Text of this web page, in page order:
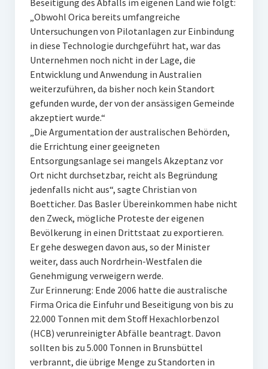
Beseitigung des Abfalls im eigenen Land wie folgt:
„Obwohl Orica bereits umfangreiche
Untersuchungen von Pilotanlagen zur Einbindung
in diese Technologie durchgeführt hat, war das
Unternehmen noch nicht in der Lage, die
Entwicklung und Anwendung in Australien
weiterzuführen, da bisher noch kein Standort
gefunden wurde, der von der ansässigen Gemeinde
akzeptiert wurde.“
„Die Argumentation der australischen Behörden,
die Errichtung einer geeigneten
Entsorgungsanlage sei mangels Akzeptanz vor
Ort nicht durchsetzbar, reicht als Begründung
jedenfalls nicht aus“, sagte Christian von
Boetticher. Das Basler Übereinkommen habe nicht
den Zweck, mögliche Proteste der eigenen
Bevölkerung in einen Drittstaat zu exportieren.
Er gehe deswegen davon aus, so der Minister
weiter, dass auch Nordrhein-Westfalen die
Genehmigung verweigern werde.
Zur Erinnerung: Ende 2006 hatte die australische
Firma Orica die Einfuhr und Beseitigung von bis zu
22.000 Tonnen mit dem Stoff Hexachlorbenzol
(HCB) verunreinigter Abfälle beantragt. Davon
sollten bis zu 5.000 Tonnen in Brunsbüttel
verbrannt, die übrige Menge zu Standorten in